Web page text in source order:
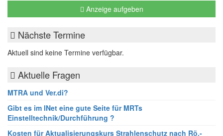
Anzeige aufgeben
Nächste Termine
Aktuell sind keine Termine verfügbar.
Aktuelle Fragen
MTRA und Ver.di?
Gibt es im INet eine gute Seite für MRTs
Einstelltechnik/Durchführung ?
Kosten für Aktualisierungskurs Strahlenschutz nach Rö.-